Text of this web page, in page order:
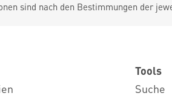
sind nach den Bestimmungen der
Tools
Suche